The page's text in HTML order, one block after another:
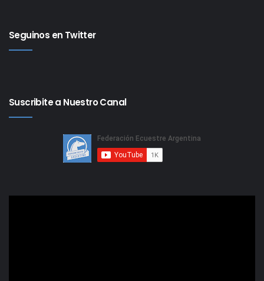
Seguinos en Twitter
Suscribite a Nuestro Canal